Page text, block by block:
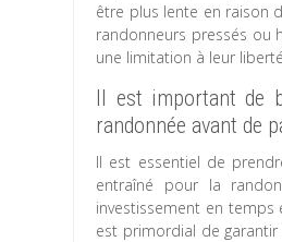
être plus lente en raison
randonneurs pressés ou
une limitation à leur
Il est important de
randonnée avant de
Il est essentiel de
entraîné pour la
investissement en temps
est primordial de